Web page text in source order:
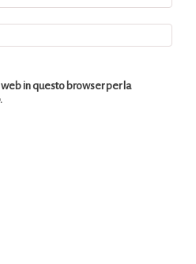
in questo browser per la